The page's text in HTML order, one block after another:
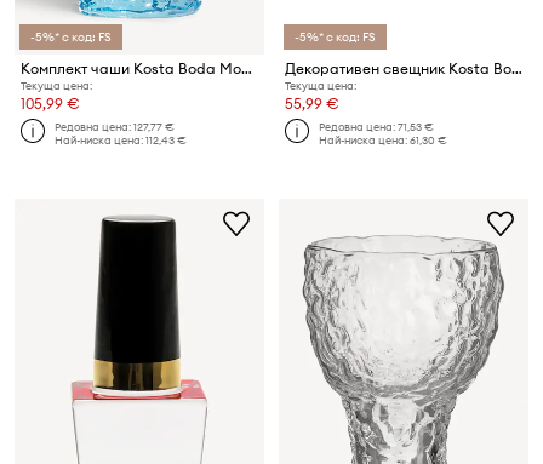
-5%* с код: FS
Комплект чаши Kosta Boda Moss 380 ml (2 броя)
Текуща цена:
105,99 €
Редовна цена:127,77 €
Най-ниска цена:112,43 €
-5%* с код: FS
Декоративен свещник Kosta Boda Crackle 5,8 cm
Текуща цена:
55,99 €
Редовна цена:71,53 €
Най-ниска цена:61,30 €